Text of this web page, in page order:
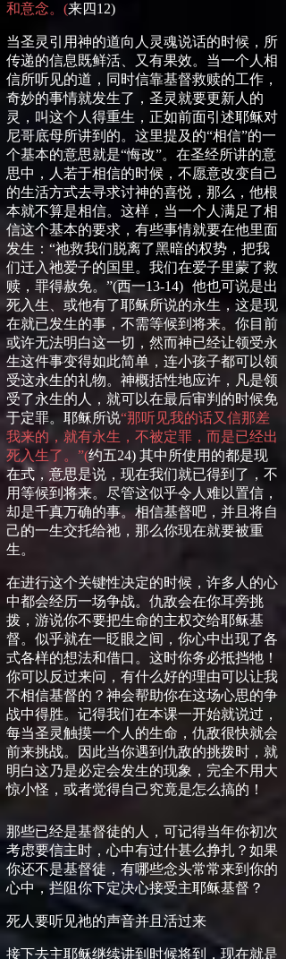
和意念。 (来四12)
当圣灵引用神的道向人灵魂说话的时候，所
传递的信息既鲜活、又有果效。当一个人相
信所听见的道，同时信靠基督救赎的工作，
奇妙的事情就发生了，圣灵就要更新人的
灵，叫这个人得重生，正如前面引述耶稣对
尼哥底母所讲到的。这里提及的“相信”的一
个基本的意思就是“悔改”。在圣经所讲的意
思中，人若于相信的时候，不愿意改变自己
的生活方式去寻求讨神的喜悦，那么，他根
本就不算是相信。这样，当一个人满足了相
信这个基本的要求，有些事情就要在他里面
发生： “祂救我们脱离了黑暗的权势，把我
们迁入祂爱子的国里。我们在爱子里蒙了救
赎，罪得赦免。 ”(西一13-14) 他也可说是出
死入生、或他有了耶稣所说的永生，这是现
在就已发生的事，不需等候到将来。你目前
或许无法明白这一切，然而神已经让领受永
生这件事变得如此简单，连小孩子都可以领
受这永生的礼物。神概括性地应许，凡是领
受了永生的人，就可以在最后审判的时候免
于定罪。耶稣所说“那听见我的话又信那差
我来的，就有永生，不被定罪，而是已经出
死入生了。”(约五24) 其中所使用的都是现
在式，意思是说，现在我们就已得到了，不
用等候到将来。尽管这似乎令人难以置信，
却是千真万确的事。相信基督吧，并且将自
己的一生交托给祂，那么你现在就要被重
生。
在进行这个关键性决定的时候，许多人的心
中都会经历一场争战。仇敌会在你耳旁挑
拨，游说你不要把生命的主权交给耶稣基
督。似乎就在一眨眼之间，你心中出现了各
式各样的想法和借口。这时你务必抵挡牠！
你可以反过来问，有什么好的理由可以让我
不相信基督的？神会帮助你在这场心思的争
战中得胜。记得我们在本课一开始就说过，
每当圣灵触摸一个人的生命，仇敌很快就会
前来挑战。因此当你遇到仇敌的挑拨时，就
明白这乃是必定会发生的现象，完全不用大
惊小怪，或者觉得自己究竟是怎么搞的！
那些已经是基督徒的人，可记得当年你初次
考虑要信主时，心中有过什甚么挣扎？如果
你还不是基督徒，有哪些念头常常来到你的
心中，拦阻你下定决心接受主耶稣基督？
死人要听见祂的声音并且活过来
接下去主耶稣继续讲到时候将到，现在就是